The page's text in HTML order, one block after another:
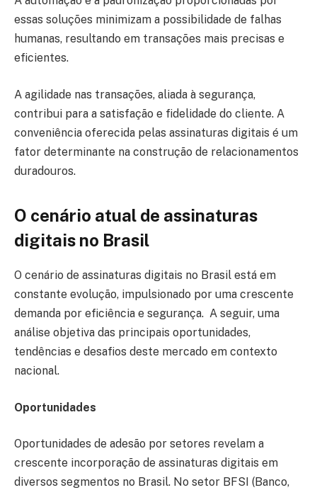
essas soluções minimizam a possibilidade de falhas
humanas, resultando em transações mais precisas e
eficientes.
A agilidade nas transações, aliada à segurança,
contribui para a satisfação e fidelidade do cliente. A
conveniência oferecida pelas assinaturas digitais é um
fator determinante na construção de relacionamentos
duradouros.
O cenário atual de assinaturas
digitais no Brasil
O cenário de assinaturas digitais no Brasil está em
constante evolução, impulsionado por uma crescente
demanda por eficiência e segurança. A seguir, uma
análise objetiva das principais oportunidades,
tendências e desafios deste mercado em contexto
nacional.
Oportunidades
Oportunidades de adesão por setores revelam a
crescente incorporação de assinaturas digitais em
diversos segmentos no Brasil. No setor BFSI (Banco,